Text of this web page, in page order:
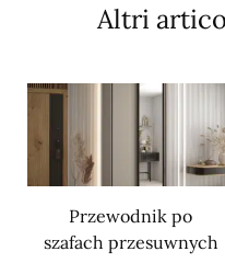
Altri
Przewodnik po
szafach przesuwnych